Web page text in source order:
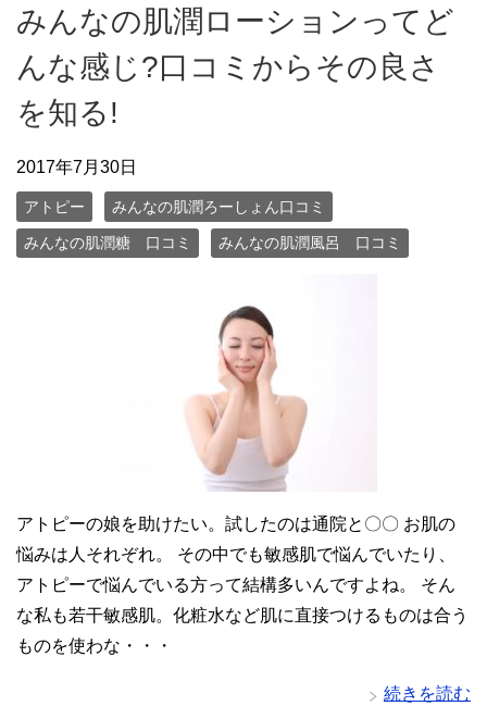
みんなの肌潤ローションってど
んな感じ?口コミからその良さ
を知る!
2017年7月30日
アトピー みんなの肌潤ろーしょん口コミ
みんなの肌潤糖 口コミ みんなの肌潤風呂 口コミ
アトピーの娘を助けたい。試したのは通院と〇〇 お肌の
悩みは人それぞれ。 その中でも敏感肌で悩んでいたり、
アトピーで悩んでいる方って結構多いんですよね。 そん
な私も若干敏感肌。化粧水など肌に直接つけるものは合う
ものを使わな・・・
続きを読む